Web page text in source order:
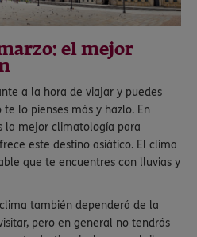
el mejor
a la hora de viajar y puedes
te lo pienses más y hazlo. En
la mejor climatología para
este destino asiático. El clima
que te encuentres con lluvias y
también dependerá de la
pero en general no tendrás